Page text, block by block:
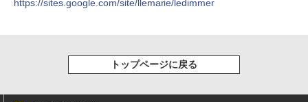
https://sites.google.com/site/llemarie/ledimmer
トップページに戻る